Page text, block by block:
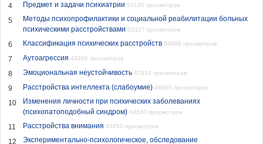
4 Предмет и задачи психиатрии 55185 просмотров
5
Методы психопрофилактики и социальной реабилитации больных
психическими расстройствами 53327 просмотров
6 Классификация психических расстройств 50909 просмотров
7 Аутоагрессия 49266 просмотров
8 Эмоциональная неустойчивость 47010 просмотров
9 Расстройства интеллекта (слабоумие) 46980 просмотров
10
Изменения личности при психических заболеваниях
(психопатоподобный синдром) 44240 просмотров
11 Расстройства внимания 43450 просмотров
12
Экспериментально-психологическое, обследование